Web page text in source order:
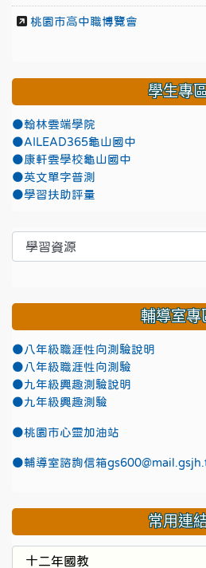
桃園市高中職博覽會
學生專
●翰林雲端學院
●AILEAD365龜山國中
●康軒雲學校龜山國中
●英文單字普測
●學習扶助評量
輔導室專
●八年級職涯性向測驗說明
●八年級職涯性向測驗
●九年級興趣測驗說明
●九年級興趣測驗
●桃園市心靈加油站
●輔導室諮詢信箱
常用連